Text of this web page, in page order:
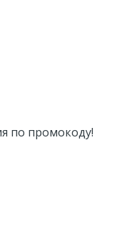
по промокоду!